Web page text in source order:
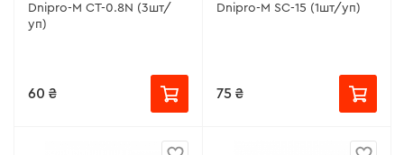
Dnipro-M СТ-0.8N (3шт/
уп)
60 ₴
Dnipro-M SC-15 (1шт/уп)
75 ₴